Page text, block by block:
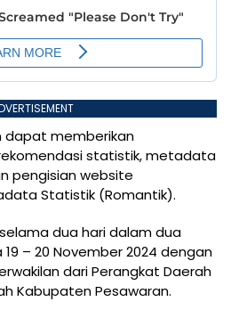
dapat memberikan
statistik, metadata
pengisian website
Statistik (Romantik).
dua hari dalam dua
– 20 November 2024 dengan
dari Perangkat Daerah
Kabupaten Pesawaran.